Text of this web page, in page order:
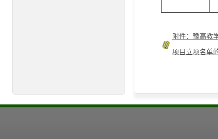
附件：豫高教
项目立项名单